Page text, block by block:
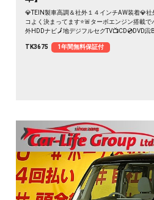
💎TEIN製車高調＆社外１４インチAW装着💎
コよく決まってます⭐🚨ターボエンジン搭載
外HDDナビ🗾地デジフルセグ
れも楽々✨
TK3675 1年間無料保証付